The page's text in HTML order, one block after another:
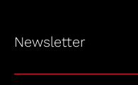
Newsletter